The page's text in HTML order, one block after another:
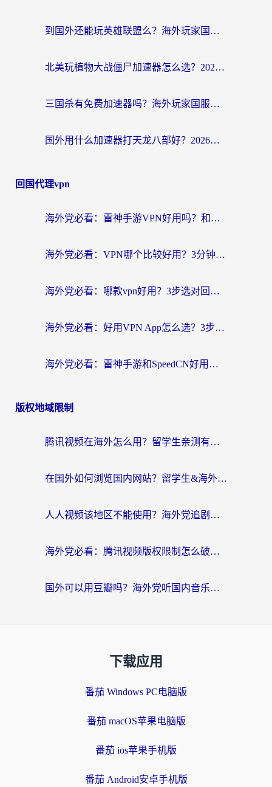
到国外还能玩英雄联盟么？海外玩家国服游戏畅玩终极指南
北美玩植物大战僵尸加速器怎么选？2026海外党必看的国服游戏加速指南
三国杀有免费加速器吗？海外玩家国服畅玩终极指南（附泰国南非专属解决方案）
国外用什么加速器打天龙八部好？2026海外玩家国服游戏加速全攻略
回国代理vpn
海外党必看：雷神手游VPN好用吗？和天速回国VPN对比哪个回国效果更好？附实用加速器选择指南
海外党必看：VPN哪个比较好用？3分钟找到适合你的回国加速方案
海外党必看：哪款vpn好用？3步选对回国加速器，无缝刷剧玩游戏
海外党必看：好用VPN App怎么选？3步教你无缝访问国内资源
海外党必看：雷神手游和SpeedCN好用吗？3招选对回国加速器无缝刷国内资源
版权地域限制
腾讯视频在海外怎么用？留学生亲测有效的回国加速器攻略
在国外如何浏览国内网站？留学生&海外华人的无缝访问指南
人人视频该地区不能使用？海外党追剧看片的终极解决方案来了
海外党必看：腾讯视频版权限制怎么破？3步让你轻松追剧
国外可以用豆瓣吗？海外党听国内音乐听书的实用指南
下载应用
番茄 Windows PC电脑版
番茄 macOS苹果电脑版
番茄 ios苹果手机版
番茄 Android安卓手机版